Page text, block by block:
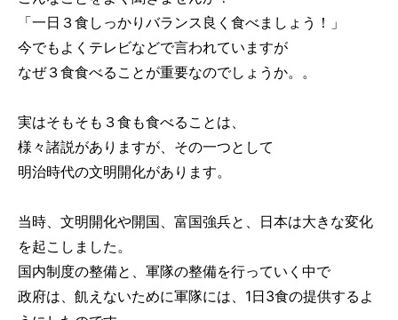
「一日３食しっかりバランス良く食べましょう！」
今でもよくテレビなどで言われていますが
なぜ３食食べることが重要なのでしょうか。。
実はそもそも３食も食べることは、
様々諸説がありますが、その一つとして
明治時代の文明開化があります。
当時、文明開化や開国、富国強兵と、日本は大きな変化
を起こしました。
国内制度の整備と、軍隊の整備を行っていく中で
政府は、飢えないために軍隊には、1日3食の提供するよ